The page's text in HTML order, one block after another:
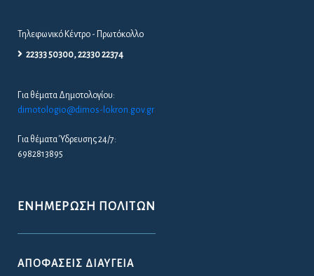
Τηλεφωνικό Κέντρο - Πρωτόκολλο
22333 50300, 22330 22374
Για θέματα Δημοτολογίου:
dimotologio@dimos-lokron.gov.gr
Για θέματα Ύδρευσης 24/7:
6982813895
ΕΝΗΜΈΡΩΣΗ ΠΟΛΙΤΏΝ
ΑΠΟΦΆΣΕΙΣ ΔΙΑΎΓΕΙΑ